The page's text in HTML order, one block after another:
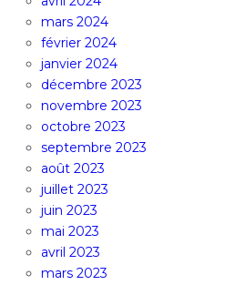
mars 2024
février 2024
janvier 2024
décembre 2023
novembre 2023
octobre 2023
septembre 2023
août 2023
juillet 2023
juin 2023
mai 2023
avril 2023
mars 2023